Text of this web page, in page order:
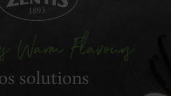
Warm Flavours
solutions